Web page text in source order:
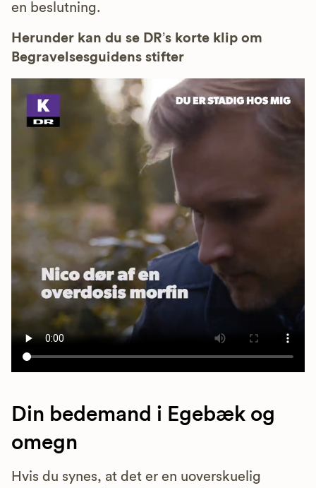
en beslutning.
Herunder kan du se DR’s korte klip om
Begravelsesguidens stifter
Din bedemand i Egebæk og
omegn
Hvis du synes, at det er en uoverskuelig